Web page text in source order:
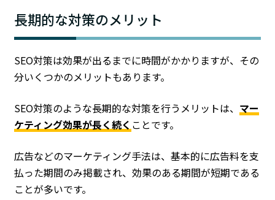
長期的な対策のメリット
SEO対策は効果が出るまでに時間がかかりますが、その
分いくつかのメリットもあります。
SEO対策のような長期的な対策を行うメリットは、 マー
ケティング効果が長く続く ことです。
広告などのマーケティング手法は、基本的に広告料を支
払った期間のみ掲載され、効果のある期間が短期である
ことが多いです。